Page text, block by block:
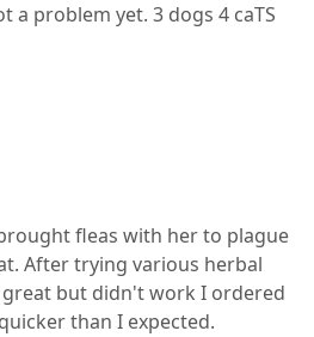
a problem yet. 3 dogs 4 caTS
fleas with her to plague
After trying various herbal
but didn't work I ordered
than I expected.